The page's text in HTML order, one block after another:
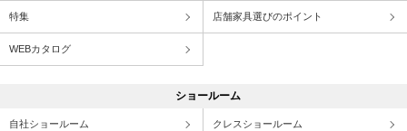
特集 店舗家具選びのポイント
WEBカタログ
ショールーム
自社ショールーム クレスショールーム